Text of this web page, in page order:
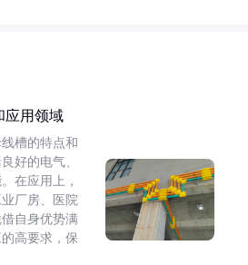
应用领域
槽的特点和
好的电气、
在应用上，
厂房、医院
自身优势满
高要求，保